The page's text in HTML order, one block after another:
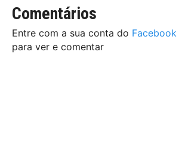
Comentários
Entre com a sua conta do Facebook
para ver e comentar